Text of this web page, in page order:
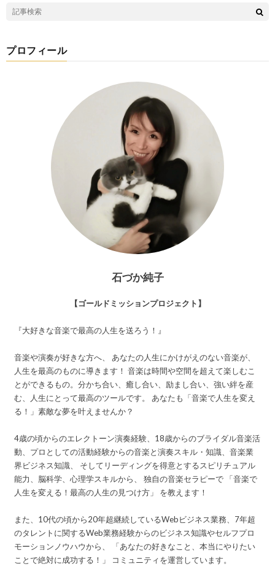
プロフィール
石づか純子
【ゴールドミッションプロジェクト】
『大好きな音楽で最高の人生を送ろう！』
音楽や演奏が好きな方へ、 あなたの人生にかけがえのない音楽が、
人生を最高のものに導きます！ 音楽は時間や空間を超えて楽しむこ
とができるもの。分かち合い、癒し合い、励まし合い、強い絆を産
む、人生にとって最高のツールです。 あなたも「音楽で人生を変え
る！」素敵な夢を叶えませんか？
4歳の頃からのエレクトーン演奏経験、18歳からのブライダル音楽活
動、プロとしての活動経験からの音楽と演奏スキル・知識、音楽業
界ビジネス知識、 そしてリーディングを得意とするスピリチュアル
能力、脳科学、心理学スキルから、 独自の音楽セラピーで 「音楽で
人生を変える！最高の人生の見つけ方」 を教えます！
また、10代の頃から20年超継続しているWebビジネス業務、7年超
のタレントに関するWeb業務経験からのビジネス知識やセルフプロ
モーションノウハウから、 「あなたの好きなこと、本当にやりたい
ことで絶対に成功する！」 コミュニティを運営しています。